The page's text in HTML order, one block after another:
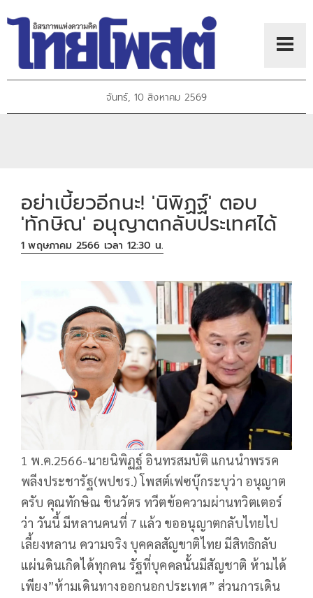
จันทร์, 10 สิงหาคม 2569
อย่าเบี้ยวอีกนะ! 'นิพิฏฐ์' ตอบ
'ทักษิณ' อนุญาตกลับประเทศได้
1 พฤษภาคม 2566 เวลา 12:30 น.
1 พ.ค.2566-นายนิพิฏฐ์ อินทรสมบัติ แกนนำพรรค
พลีงประชารัฐ(พปชร.) โพสต์เฟซบุ๊กระบุว่า อนุญาต
ครับ คุณทักษิณ ชินวัตร ทวีตข้อความผ่านทวิตเตอร์
ว่า วันนี้ มีหลานคนที่ 7 แล้ว ขออนุญาตกลับไทยไป
เลี้ยงหลาน ความจริง บุคคลสัญขาติไทย มีสิทธิกลับ
แผ่นดินเกิดได้ทุกคน รัฐที่บุคคลนั้นมีสัญชาติ ห้ามได้
เพียง”ห้ามเดินทางออกนอกประเทศ” ส่วนการเดิน